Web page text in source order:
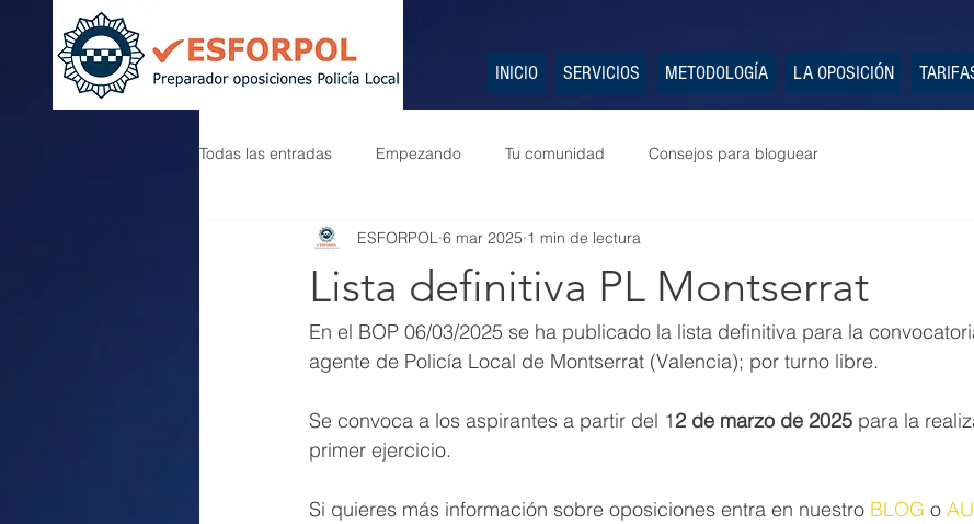
INICIO SERVICIOS METODOLOGÍA LA OPOSICIÓN
Todas las entradas Empezando Tu comunidad Consejos para bloguear
Lista definitiva PL Montserrat
ESFORPOL 6 mar 2025 1 min de lectura
En el BOP 06/03/2025 se ha publicado la lista definitiva para la
agente de Policía Local de Montserrat (Valencia); por turno libre.
Se convoca a los aspirantes a partir del 12 de marzo de 2025 para la
primer ejercicio.
Si quieres más información sobre oposiciones entra en nuestro BLOG o